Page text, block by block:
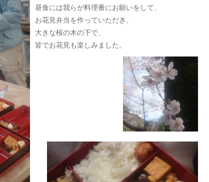
昼食には我らが料理番にお願いをして、
お花見弁当を作っていただき、
大きな桜の木の下で、
皆でお花見も楽しみました。